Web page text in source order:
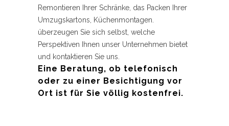
Remontieren Ihrer Schränke, das Packen Ihrer
Umzugskartons, Küchenmontagen.
überzeugen Sie sich selbst, welche
Perspektiven Ihnen unser Unternehmen bietet
und kontaktieren Sie uns.
Eine Beratung, ob telefonisch
oder zu einer Besichtigung vor
Ort ist für Sie völlig kostenfrei.